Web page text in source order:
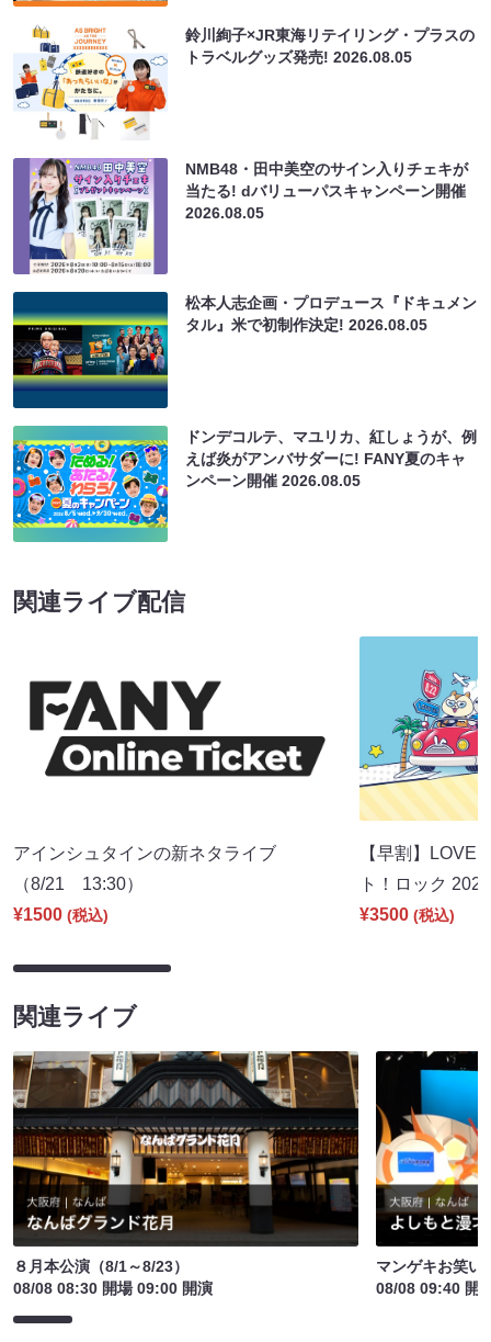
鈴川絢子×JR東海リテイリング・プラスの
トラベルグッズ発売!2026.08.05
NMB48・田中美空のサイン入りチェキが
当たる! dバリューパスキャンペーン開催
2026.08.05
松本人志企画・プロデュース『ドキュメン
タル』米で初制作決定!2026.08.05
ドンデコルテ、マユリカ、紅しょうが、例
えば炎がアンバサダーに! FANY夏のキャ
ンペーン開催2026.08.05
関連ライブ配信
アインシュタインの新ネタライブ
（8/21 13:30）
¥1500 (税込)
【早割】LOVE
ト！ロック
¥3500 (税込)
関連ライブ
８月本公演（8/1～8/23）
08/08 08:30 開場 09:00 開演
マンゲキお笑い
08/08 09:40 開